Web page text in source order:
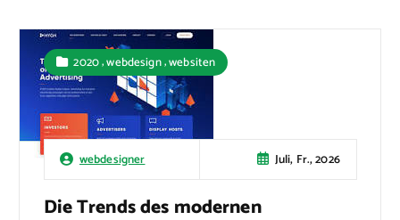
webdesigner Juli, Fr., 2026
2020,webdesign,websiten
Die Trends des modernen